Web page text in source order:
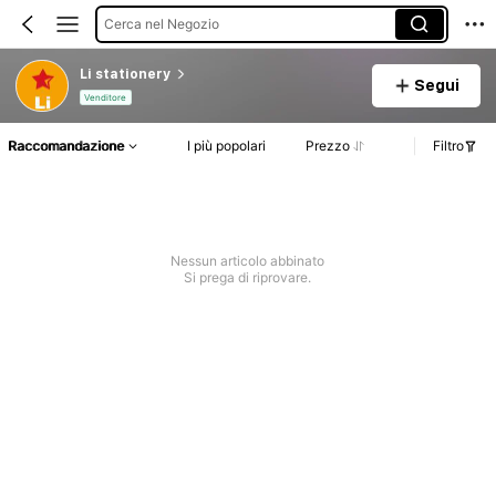
Cerca nel Negozio
Li stationery
Venditore
Segui
Raccomandazione I più popolari Prezzo Filtro
Nessun articolo abbinato
Si prega di riprovare.